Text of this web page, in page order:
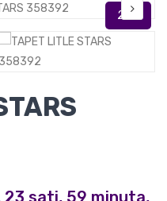
sati, 59 minuta,